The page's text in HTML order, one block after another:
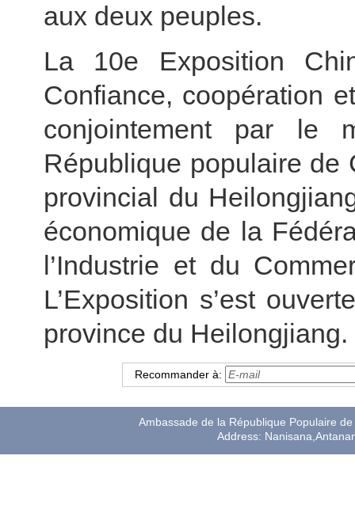
aux deux peuples.
La 10e Exposition
Confiance, coopération
conjointement par le
République populaire de
provincial du
économique de la
l’Industrie et du
L’Exposition s’est
province du Heilongjiang.
Recommander à:
Ambassade de la République Populaire
Address: